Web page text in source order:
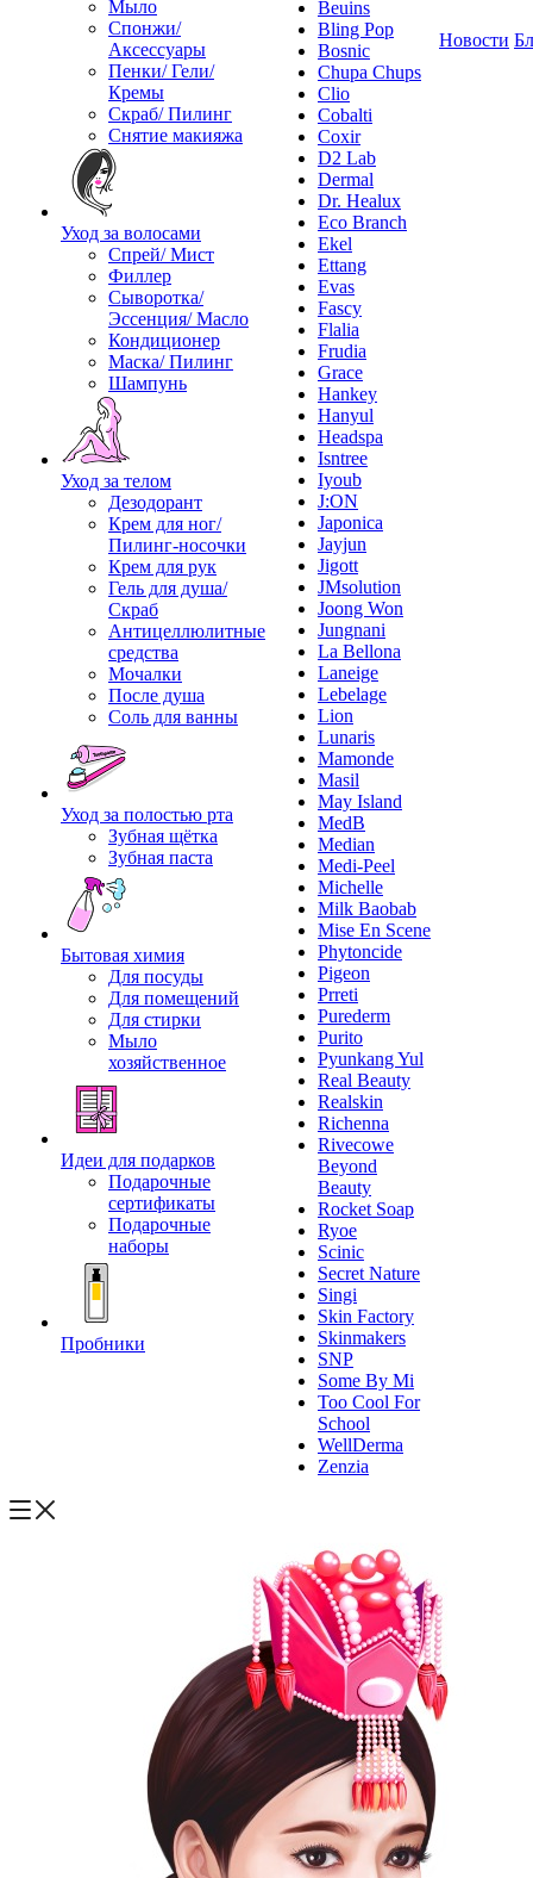
Мыло
Спонжи/
Аксессуары
Пенки/ Гели/
Кремы
Скраб/ Пилинг
Снятие макияжа
Уход за волосами
Спрей/ Мист
Филлер
Сыворотка/
Эссенция/ Масло
Кондиционер
Маска/ Пилинг
Шампунь
Уход за телом
Дезодорант
Крем для ног/
Пилинг-носочки
Крем для рук
Гель для душа/
Скраб
Антицеллюлитные
средства
Мочалки
После душа
Соль для ванны
Уход за полостью рта
Зубная щётка
Зубная паста
Бытовая химия
Для посуды
Для помещений
Для стирки
Мыло
хозяйственное
Идеи для подарков
Подарочные
сертификаты
Подарочные
наборы
Пробники
Beuins
Bling Pop
Bosnic
Chupa Chups
Clio
Cobalti
Coxir
D2 Lab
Dermal
Dr. Healux
Eco Branch
Ekel
Ettang
Evas
Fascy
Flalia
Frudia
Grace
Hankey
Hanyul
Headspa
Isntree
Iyoub
J:ON
Japonica
Jayjun
Jigott
JMsolution
Joong Won
Jungnani
La Bellona
Laneige
Lebelage
Lion
Lunaris
Mamonde
Masil
May Island
MedB
Median
Medi-Peel
Michelle
Milk Baobab
Mise En Scene
Phytoncide
Pigeon
Prreti
Purederm
Purito
Pyunkang Yul
Real Beauty
Realskin
Richenna
Rivecowe
Beyond
Beauty
Rocket Soap
Ryoe
Scinic
Secret Nature
Singi
Skin Factory
Skinmakers
SNP
Some By Mi
Too Cool For
School
WellDerma
Zenzia
Новости